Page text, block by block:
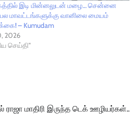
இடி மின்னலுடன் மழை… சென்னை
மாவட்டங்களுக்கு வானிலை மையம்
– Kumudam
2026
செய்தி"
ராஜா மாதிரி இருந்த டெக் ஊழியர்கள்..